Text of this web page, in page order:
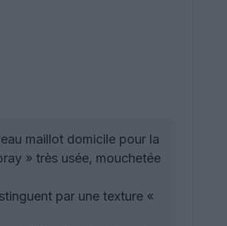
maillot domicile pour la
» très usée, mouchetée
par une texture «